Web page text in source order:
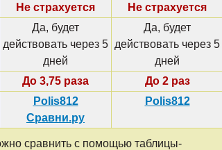
Не страхуется
Не страхуется
Да, будет
действовать через 5
дней
Да, будет
действовать через 5
дней
До 3,75 раза
До 2 раз
Polis812
Сравни.ру
Polis812
сравнить с помощью таблицы-